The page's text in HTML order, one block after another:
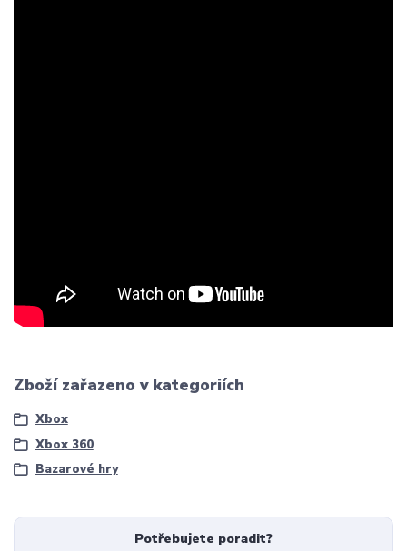
Zboží zařazeno v kategoriích
Xbox
Xbox 360
Bazarové hry
Potřebujete poradit?